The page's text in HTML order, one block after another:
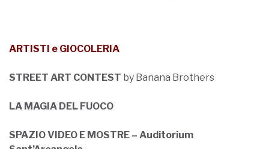
ARTISTI e GIOCOLERIA
STREET ART CONTEST by Banana Brothers
LA MAGIA DEL FUOCO
SPAZIO VIDEO E MOSTRE – Auditorium